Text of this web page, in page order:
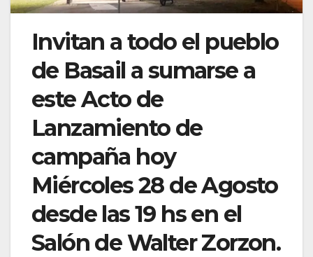
Invitan a todo el pueblo
de Basail a sumarse a
este Acto de
Lanzamiento de
campaña hoy
Miércoles 28 de Agosto
desde las 19 hs en el
Salón de Walter Zorzon.